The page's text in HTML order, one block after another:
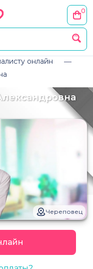
0
онлайн
Череповец